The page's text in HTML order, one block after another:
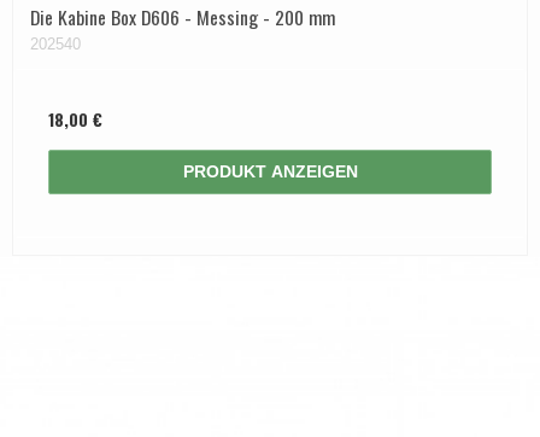
Die Kabine Box D606 - Messing - 200 mm
202540
18,00 €
PRODUKT ANZEIGEN